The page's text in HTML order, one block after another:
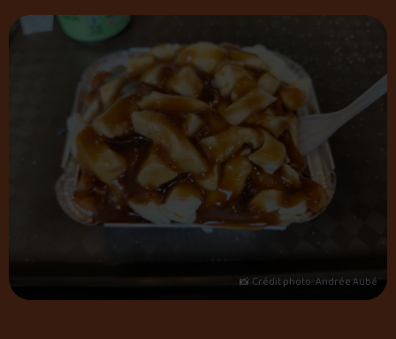
📸 Crédit photo : Andrée Aubé